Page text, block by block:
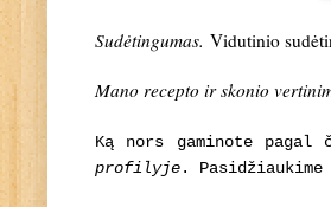
Sudėtingumas. Vidutinio
Mano recepto ir skonio
Ką nors gaminote
profilyje.